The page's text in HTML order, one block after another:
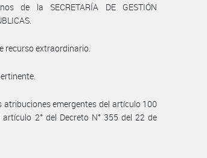
de la SECRETARÍA DE GESTIÓN
recurso extraordinario.
emergentes del artículo 100
artículo 2° del Decreto N° 355 del 22 de